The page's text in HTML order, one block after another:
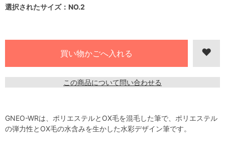
選択されたサイズ：NO.2
この商品について問い合わせる
GNEO-WRは、ポリエステルとOX毛を混毛した筆で、ポリエステル
の弾力性とOX毛の水含みを生かした水彩デザイン筆です。